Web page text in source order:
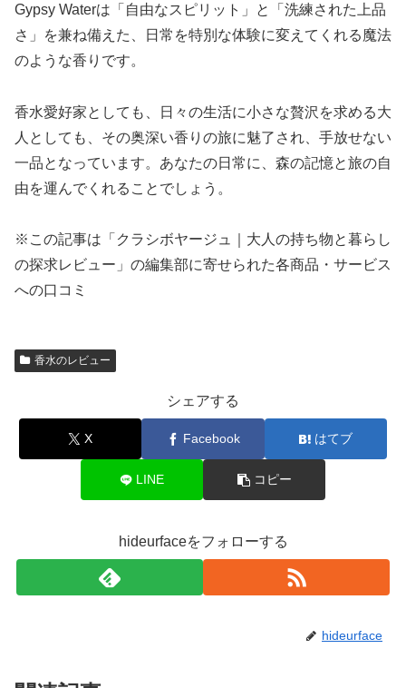
Gypsy Waterは「自由なスピリット」と「洗練された上品
さ」を兼ね備えた、日常を特別な体験に変えてくれる魔法
のような香りです。
香水愛好家としても、日々の生活に小さな贅沢を求める大
人としても、その奥深い香りの旅に魅了され、手放せない
一品となっています。あなたの日常に、森の記憶と旅の自
由を運んでくれることでしょう。
※この記事は「クラシボヤージュ｜大人の持ち物と暮らし
の探求レビュー」の編集部に寄せられた各商品・サービス
への口コミ
香水のレビュー
シェアする
X Facebook はてブ
LINE コピー
hideurfaceをフォローする
hideurface